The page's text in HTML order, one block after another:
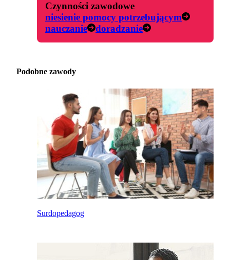
Czynności zawodowe
niesienie pomocy potrzebującym
nauczanie
doradzanie
Podobne zawody
Surdopedagog